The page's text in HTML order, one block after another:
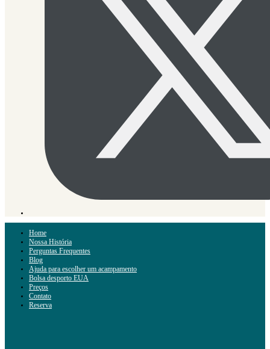
Home
Nossa História
Perguntas Frequentes
Blog
Ajuda para escolher um acampamento
Bolsa desporto EUA
Preços
Contato
Reserva